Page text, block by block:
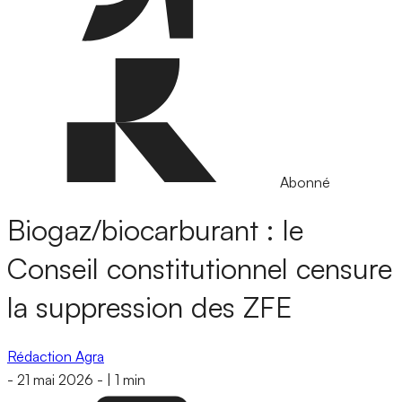
Abonné
Biogaz/biocarburant : le
Conseil constitutionnel censure
la suppression des ZFE
Rédaction Agra
- 21 mai 2026 - 1 min